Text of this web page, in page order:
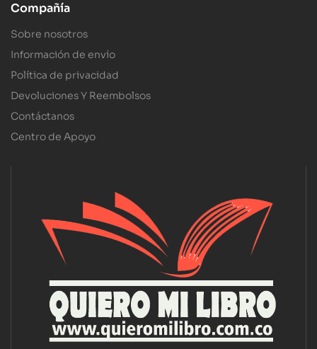
Compañía
Sobre nosotros
Información de envío
Política de privacidad
Devoluciones Y Reembolsos
Contáctanos
Centro de Apoyo